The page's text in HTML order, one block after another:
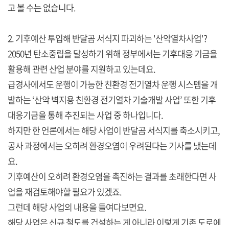
고 볼 수는 없습니다.
2. 기후예산 투입해 반달곰 서식지 파괴하는 '산악열차사업'?
2050년 탄소중립을 달성하기 위해 정부에서는 기후대응 기금을
활용해 관련 산업 분야를 지원하고 있는데요.
급경사에서도 운행이 가능한 친환경 전기열차 운행 시스템을 개
발하는 ‘산악 벽지용 친환경 전기열차 기술개발 사업’ 또한 기후
대응기금을 통해 추진되는 사업 중 하나입니다.
하지만 한 언론에서는 해당 사업이 반달곰 서식지를 축소시키고,
공사 과정에서는 오히려 환경오염이 우려된다는 기사를 냈는데
요.
기후예산이 오히려 환경오염을 촉진하는 결과를 초래한다면 사
업을 재검토해야할 필요가 있겠죠.
그런데 해당 사업의 내용을 들여다보면요.
해당 사업은 신규 철도를 건설하는 게 아니라 이렇게 기존 도로에